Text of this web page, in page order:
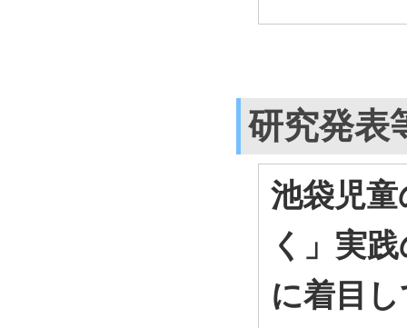
研究発表
池袋児
く」実
に着目